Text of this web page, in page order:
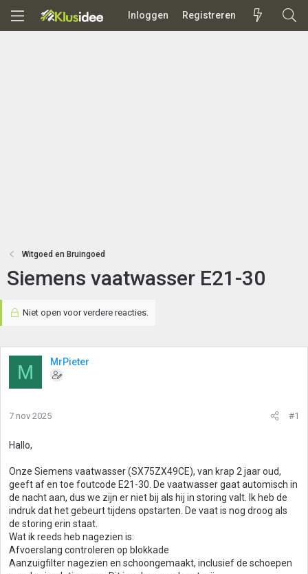
Inloggen Registreren
Witgoed en Bruingoed
Siemens vaatwasser E21-30
Niet open voor verdere reacties.
M MrPieter
7 nov 2025 #1
Hallo,
Onze Siemens vaatwasser (SX75ZX49CE), van krap 2 jaar oud,
geeft af en toe foutcode E21-30. De vaatwasser gaat automisch in
de nacht aan, dus we zijn er niet bij als hij in storing valt. Ik heb de
indruk dat het gebeurt tijdens opstarten. De vaat is nog droog als
de storing erin staat.
Wat ik reeds heb nagezien is:
Afvoerslang controleren op blokkade
Aanzuigfilter nagezien en schoongemaakt, inclusief de schoepen